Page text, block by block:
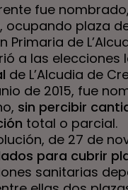
fue
, ocupando plaza
Primaria de
a las elecciones
de L’Alcudia de
de 2015, fue
sin percibir
total o parcial.
de 27 de
para cubrir
sanitarias